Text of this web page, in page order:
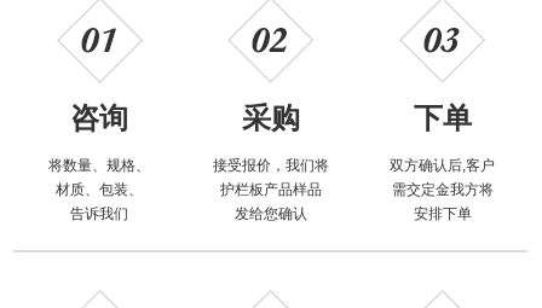
咨询
将数量、规格、
材质、包装、
告诉我们
采购
接受报价，我们将
护栏板产品样品
发给您确认
下单
双方确认后,客户
需交定金我方将
安排下单